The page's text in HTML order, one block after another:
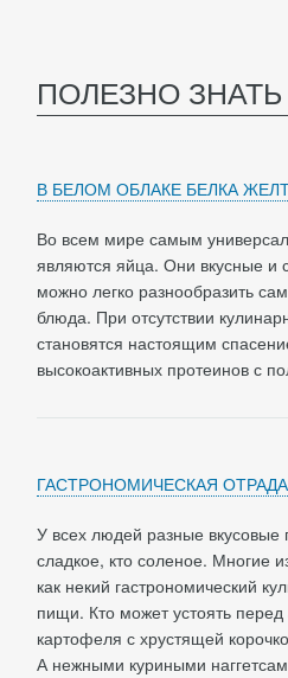
ПОЛЕЗНО ЗНАТЬ
В БЕЛОМ ОБЛАКЕ БЕЛКА
Во всем мире самым
являются яйца. Они вкусные
можно легко разнообразить
блюда. При отсутствии
становятся настоящим
высокоактивных протеинов с
ГАСТРОНОМИЧЕСКАЯ ОТРАДА
У всех людей разные вкусовые
сладкое, кто соленое. Многие
как некий гастрономический
пищи. Кто может устоять
картофеля с хрустящей
А нежными куриными